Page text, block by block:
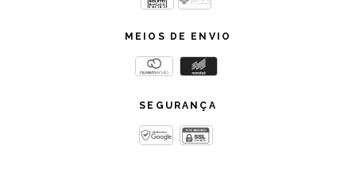
MEIOS DE ENVIO
SEGURANÇA